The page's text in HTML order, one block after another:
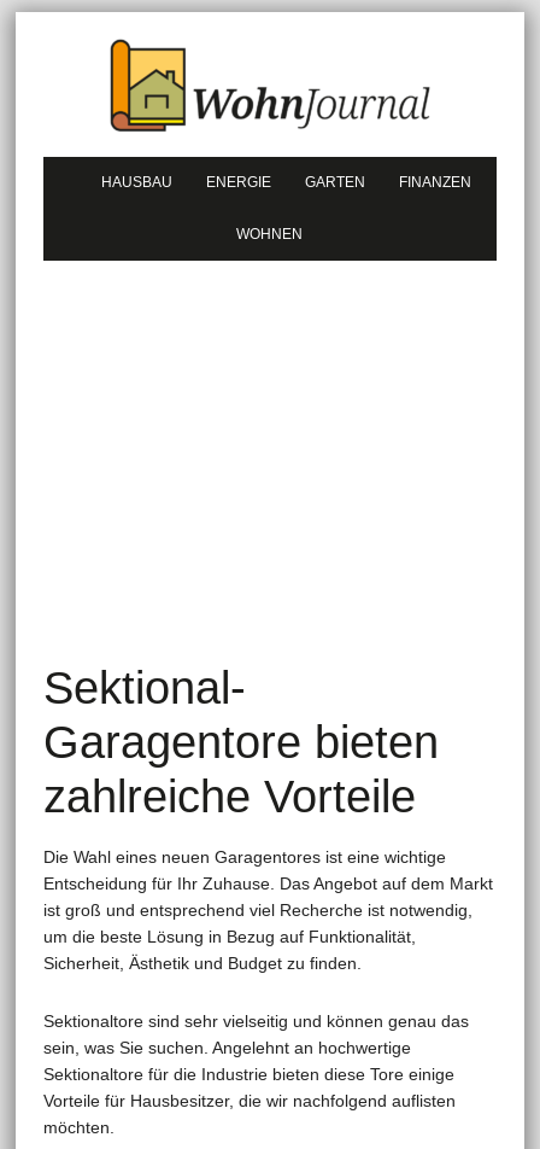
HAUSBAU ENERGIE GARTEN FINANZEN
WOHNEN
Sektional-
Garagentore bieten
zahlreiche Vorteile
Die Wahl eines neuen Garagentores ist eine wichtige
Entscheidung für Ihr Zuhause. Das Angebot auf dem Markt
ist groß und entsprechend viel Recherche ist notwendig,
um die beste Lösung in Bezug auf Funktionalität,
Sicherheit, Ästhetik und Budget zu finden.
Sektionaltore sind sehr vielseitig und können genau das
sein, was Sie suchen. Angelehnt an hochwertige
Sektionaltore für die Industrie bieten diese Tore einige
Vorteile für Hausbesitzer, die wir nachfolgend auflisten
möchten.